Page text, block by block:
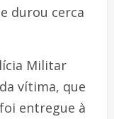
durou cerca
Militar
vítima, que
entregue à